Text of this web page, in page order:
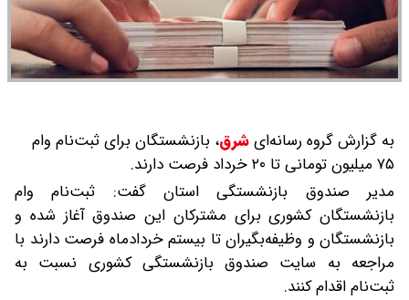
به گزارش گروه رسانه‌ایشرق، بازنشستگان برای ثبت‌نام وام
۷۵ میلیون تومانی تا ۲۰ خرداد فرصت دارند.
مدیر صندوق بازنشستگی استان گفت: ثبت‌نام وام
بازنشستگان کشوری برای مشترکان این صندوق آغاز شده و
بازنشستگان و وظیفه‌بگیران تا بیستم خردادماه فرصت دارند با
مراجعه به سایت صندوق بازنشستگی کشوری نسبت به
ثبت‌نام اقدام کنند.